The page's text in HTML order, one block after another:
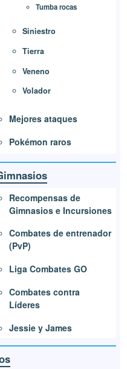
Tumba rocas
Siniestro
Tierra
Veneno
Volador
Mejores ataques
Pokémon raros
Recompensas de
Gimnasios e Incursiones
Combates de entrenador
(PvP)
Liga Combates GO
Combates contra
Líderes
Jessie y James